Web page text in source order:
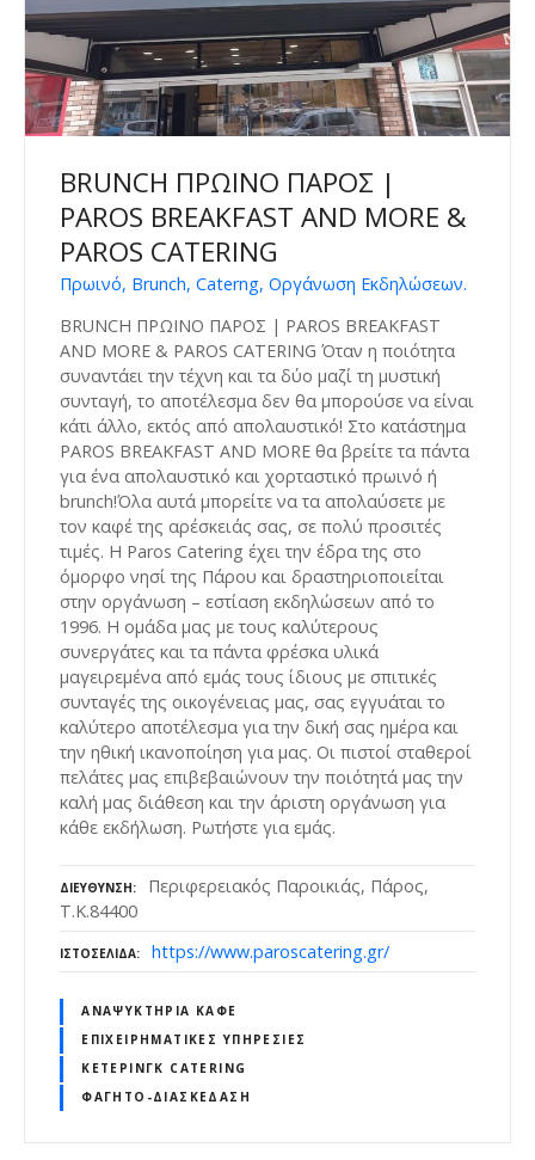
BRUNCH ΠΡΩΙΝΟ ΠΑΡΟΣ |
PAROS BREAKFAST AND MORE &
PAROS CATERING
Πρωινό, Brunch, Caterng, Οργάνωση Εκδηλώσεων.
BRUNCH ΠΡΩΙΝΟ ΠΑΡΟΣ | PAROS BREAKFAST
AND MORE & PAROS CATERING Όταν η ποιότητα
συναντάει την τέχνη και τα δύο μαζί τη μυστική
συνταγή, το αποτέλεσμα δεν θα μπορούσε να είναι
κάτι άλλο, εκτός από απολαυστικό! Στο κατάστημα
PAROS BREAKFAST AND MORE θα βρείτε τα πάντα
για ένα απολαυστικό και χορταστικό πρωινό ή
brunch!Όλα αυτά μπορείτε να τα απολαύσετε με
τον καφέ της αρέσκειάς σας, σε πολύ προσιτές
τιμές. Η Paros Catering έχει την έδρα της στο
όμορφο νησί της Πάρου και δραστηριοποιείται
στην οργάνωση – εστίαση εκδηλώσεων από το
1996. Η ομάδα μας με τους καλύτερους
συνεργάτες και τα πάντα φρέσκα υλικά
μαγειρεμένα από εμάς τους ίδιους με σπιτικές
συνταγές της οικογένειας μας, σας εγγυάται το
καλύτερο αποτέλεσμα για την δική σας ημέρα και
την ηθική ικανοποίηση για μας. Οι πιστοί σταθεροί
πελάτες μας επιβεβαιώνουν την ποιότητά μας την
καλή μας διάθεση και την άριστη οργάνωση για
κάθε εκδήλωση. Ρωτήστε για εμάς.
ΔΙΕΎΘΥΝΣΗ
Περιφερειακός Παροικιάς, Πάρος,
Τ.Κ.84400
ΙΣΤΟΣΕΛΊΔΑ https://www.paroscatering.gr/
ΑΝΑΨΥΚΤΉΡΙΑ ΚΑΦΈ
ΕΠΙΧΕΙΡΗΜΑΤΙΚΈΣ ΥΠΗΡΕΣΊΕΣ
ΚΈΤΕΡΙΝΓΚ CATERING
ΦΑΓΗΤΌ-ΔΙΑΣΚΈΔΑΣΗ